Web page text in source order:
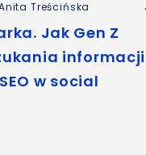
Treścińska
Jak Gen Z
w social